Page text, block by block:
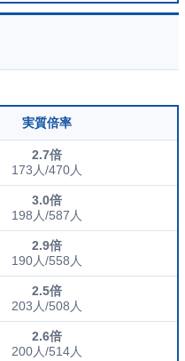
実質倍率
2.7倍
173人/470人
3.0倍
198人/587人
2.9倍
190人/558人
2.5倍
203人/508人
2.6倍
200人/514人